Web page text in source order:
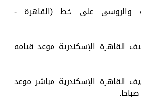
والروسى على خط (القاهرة -
903 مكيف القاهرة الإسكندرية موعد قيامه
905 مكيف القاهرة الإسكندرية مباشر موعد